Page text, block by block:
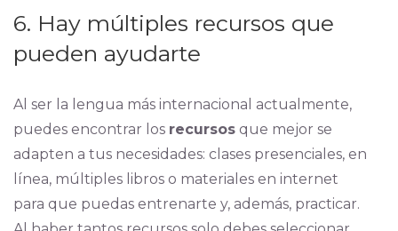
6. Hay múltiples recursos que
pueden ayudarte
Al ser la lengua más internacional actualmente,
puedes encontrar los recursosque mejor se
adapten a tus necesidades: clases presenciales, en
línea, múltiples libros o materiales en internet
para que puedas entrenarte y, además, practicar.